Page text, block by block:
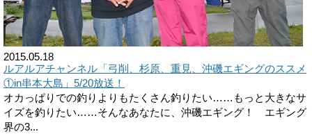
2015.05.18
ルアルアチャンネル「弓削、杉原、重見、沖磯エギングのススメ
①in串本大島」5/20放送！
オカっぱりでの釣りよりもたくさん釣りたい……もっと大きなサ
イズを釣りたい……そんなあなたに、沖磯エギング！ エギング
界の3...